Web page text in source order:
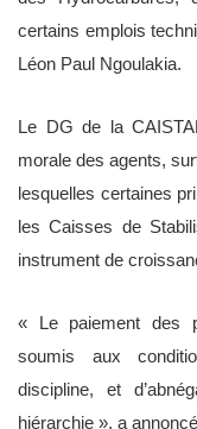
certains emplois
Léon Paul Ngoulakia.
Le DG de la
morale des agents,
lesquelles certaines
les Caisses de
instrument de
« Le paiement des
soumis aux
discipline, et
hiérarchie », a